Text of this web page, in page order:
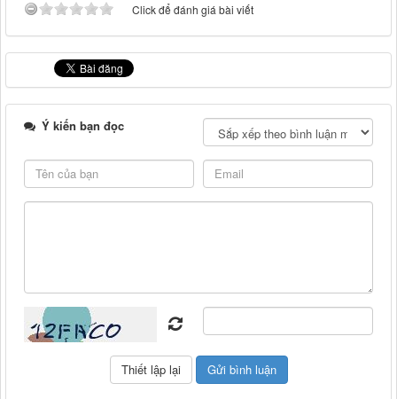
Click để đánh giá bài viết
Ý kiến bạn đọc